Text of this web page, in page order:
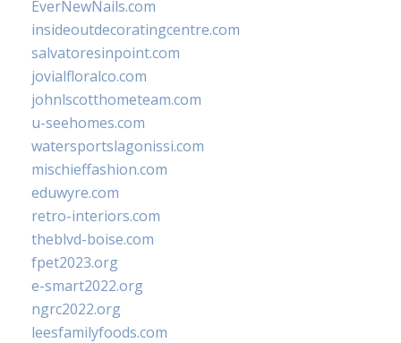
EverNewNails.com
insideoutdecoratingcentre.com
salvatoresinpoint.com
jovialfloralco.com
johnlscotthometeam.com
u-seehomes.com
watersportslagonissi.com
mischieffashion.com
eduwyre.com
retro-interiors.com
theblvd-boise.com
fpet2023.org
e-smart2022.org
ngrc2022.org
leesfamilyfoods.com